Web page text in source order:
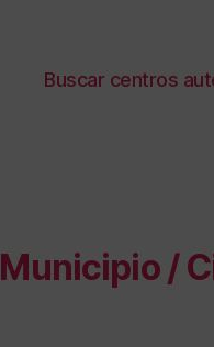
Buscar centros
Municipio /